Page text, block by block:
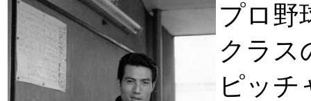
プロ野
クラス
ピッチ